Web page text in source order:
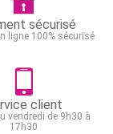
sécurisé
ligne 100% sécurisé
client
vendredi de 9h30 à
17h30